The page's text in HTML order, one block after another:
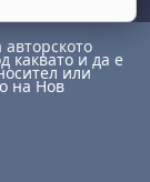
каквато и да е
или
на Нов